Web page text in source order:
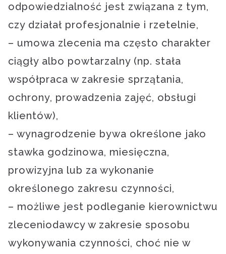
odpowiedzialność jest związana z tym,
czy działał profesjonalnie i rzetelnie,
– umowa zlecenia ma często charakter
ciągły albo powtarzalny (np. stała
współpraca w zakresie sprzątania,
ochrony, prowadzenia zajęć, obsługi
klientów),
– wynagrodzenie bywa określone jako
stawka godzinowa, miesięczna,
prowizyjna lub za wykonanie
określonego zakresu czynności,
– możliwe jest podleganie kierownictwu
zleceniodawcy w zakresie sposobu
wykonywania czynności, choć nie w